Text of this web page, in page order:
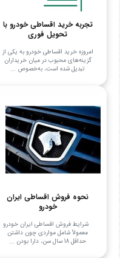
تجربه خرید اقساطی خودرو با
تحویل فوری
امروزه خرید اقساطی خودرو به یکی از
گزینه‌های محبوب در میان خریداران
تبدیل شده است، به‌خصوص ...
نحوه فروش اقساطی ایران
خودرو
شرایط فروش اقساطی ایران خودرو
معمولاً شامل مواردی چون داشتن
حداقل 18 سال سن، دارا بودن ...